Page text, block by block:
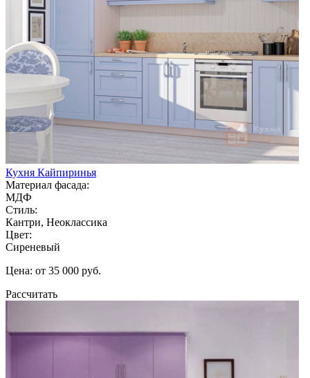
Кухня Кайпиринья
Материал фасада:
МДФ
Стиль:
Кантри, Неоклассика
Цвет:
Сиреневый
Цена: от 35 000 руб.
Рассчитать